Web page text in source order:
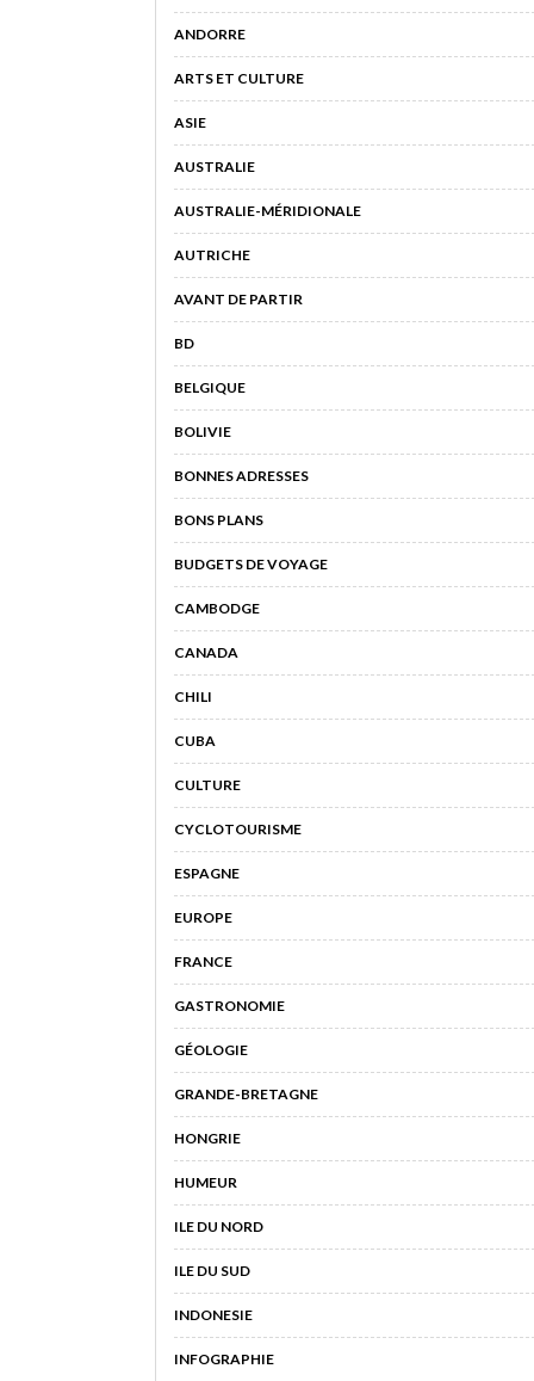
ANDORRE
ARTS ET CULTURE
ASIE
AUSTRALIE
AUSTRALIE-MÉRIDIONALE
AUTRICHE
AVANT DE PARTIR
BD
BELGIQUE
BOLIVIE
BONNES ADRESSES
BONS PLANS
BUDGETS DE VOYAGE
CAMBODGE
CANADA
CHILI
CUBA
CULTURE
CYCLOTOURISME
ESPAGNE
EUROPE
FRANCE
GASTRONOMIE
GÉOLOGIE
GRANDE-BRETAGNE
HONGRIE
HUMEUR
ILE DU NORD
ILE DU SUD
INDONESIE
INFOGRAPHIE